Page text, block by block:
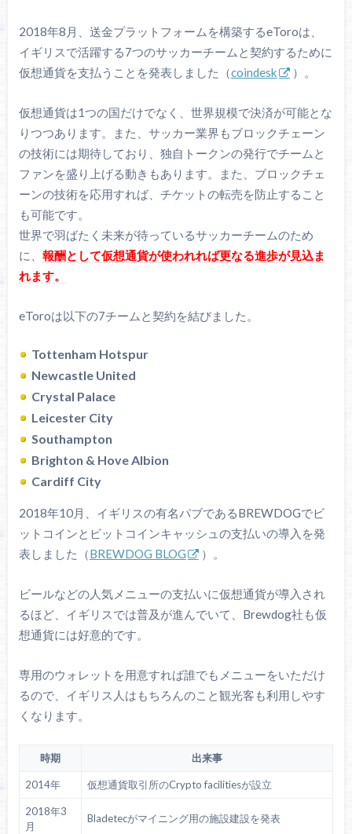
2018年8月、送金プラットフォームを構築するeToroは、
イギリスで活躍する7つのサッカーチームと契約するために
仮想通貨を支払うことを発表しました（coindesk ）。
仮想通貨は1つの国だけでなく、世界規模で決済が可能とな
りつつあります。また、サッカー業界もブロックチェーン
の技術には期待しており、独自トークンの発行でチームと
ファンを盛り上げる動きもあります。また、ブロックチェ
ーンの技術を応用すれば、チケットの転売を防止すること
も可能です。
世界で羽ばたく未来が待っているサッカーチームのため
に、 報酬として仮想通貨が使われれば更なる進歩が見込ま
れます。
eToroは以下の7チームと契約を結びました。
Tottenham Hotspur
Newcastle United
Crystal Palace
Leicester City
Southampton
Brighton & Hove Albion
Cardiff City
2018年10月、イギリスの有名パブであるBREWDOGでビ
ットコインとビットコインキャッシュの支払いの導入を発
表しました（BREWDOG BLOG ）。
ビールなどの人気メニューの支払いに仮想通貨が導入され
るほど、イギリスでは普及が進んでいて、Brewdog社も仮
想通貨には好意的です。
専用のウォレットを用意すれば誰でもメニューをいただけ
るので、イギリス人はもちろんのこと観光客も利用しやす
くなります。
時期 出来事
2014年 仮想通貨取引所のCrypto facilitiesが設立
2018年3
月
Bladetecがマイニング用の施設建設を発表